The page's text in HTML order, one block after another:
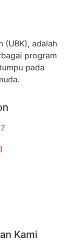
(UBK), adalah
program
pada
Kami